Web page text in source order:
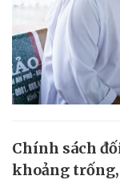
Chính sách
khoảng